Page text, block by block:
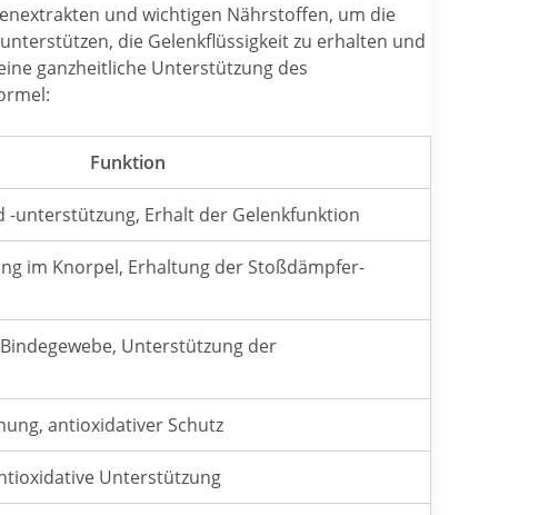
und wichtigen Nährstoffen, um die
die Gelenkflüssigkeit zu erhalten und
ganzheitliche Unterstützung des
Funktion
-unterstützung, Erhalt der Gelenkfunktion
im Knorpel, Erhaltung der Stoßdämpfer-
Unterstützung der
antioxidativer Schutz
Unterstützung